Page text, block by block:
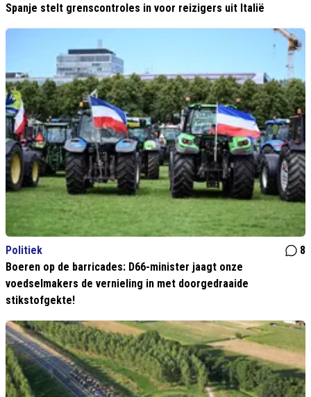
Spanje stelt grenscontroles in voor reizigers uit Italië
Politiek
8
Boeren op de barricades: D66-minister jaagt onze
voedselmakers de vernieling in met doorgedraaide
stikstofgekte!